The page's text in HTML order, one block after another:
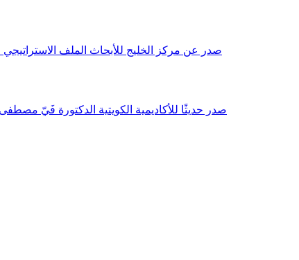
صدر عن مركز الخليج للأبحاث الملف الاستراتيجي السنوي مع بداية عام 2026م، باللغتين العربية والانجليزية وتضمن دراسات تحليلية
صدر حديثًا للأكاديمية الكويتية الدكتورة فَيّ